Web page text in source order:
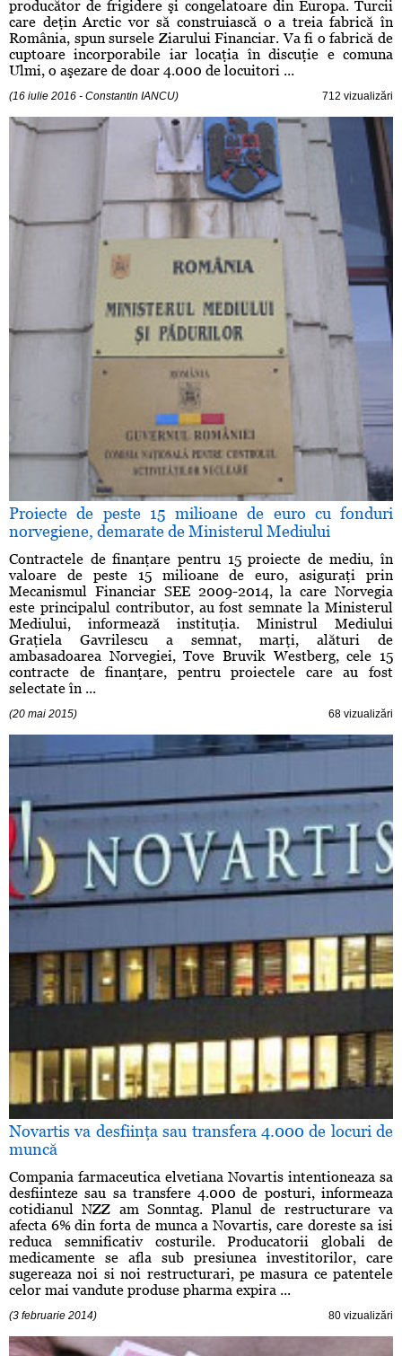
producător de frigidere şi congelatoare din Europa. Turcii
care deţin Arctic vor să construiască o a treia fabrică în
România, spun sursele Ziarului Financiar. Va fi o fabrică de
cuptoare incorporabile iar locaţia în discuţie e comuna
Ulmi, o aşezare de doar 4.000 de locuitori ...
(16 iulie 2016 - Constantin IANCU) 712 vizualizări
Proiecte de peste 15 milioane de euro cu fonduri
norvegiene, demarate de Ministerul Mediului
Contractele de finanţare pentru 15 proiecte de mediu, în
valoare de peste 15 milioane de euro, asiguraţi prin
Mecanismul Financiar SEE 2009-2014, la care Norvegia
este principalul contributor, au fost semnate la Ministerul
Mediului, informează instituţia. Ministrul Mediului
Graţiela Gavrilescu a semnat, marţi, alături de
ambasadoarea Norvegiei, Tove Bruvik Westberg, cele 15
contracte de finanţare, pentru proiectele care au fost
selectate în ...
(20 mai 2015) 68 vizualizări
Novartis va desfiinţa sau transfera 4.000 de locuri de
muncă
Compania farmaceutica elvetiana Novartis intentioneaza sa
desfiinteze sau sa transfere 4.000 de posturi, informeaza
cotidianul NZZ am Sonntag. Planul de restructurare va
afecta 6% din forta de munca a Novartis, care doreste sa isi
reduca semnificativ costurile. Producatorii globali de
medicamente se afla sub presiunea investitorilor, care
sugereaza noi si noi restructurari, pe masura ce patentele
celor mai vandute produse pharma expira ...
(3 februarie 2014) 80 vizualizări